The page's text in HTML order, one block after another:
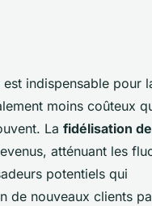
indispensable pour
moins coûteux
La fidélisation
atténuant les
potentiels qui
de nouveaux clients